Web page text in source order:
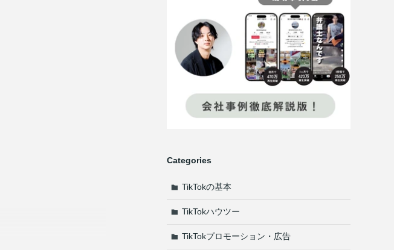
Categories
TikTokの基本
TikTokハウツー
TikTokプロモーション・広告